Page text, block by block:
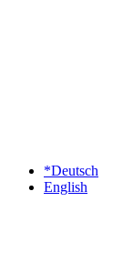
*Deutsch
English